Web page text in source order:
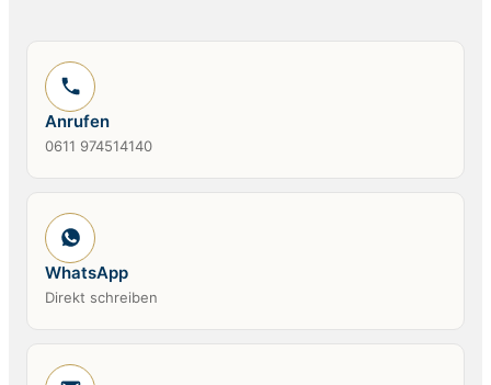
Anrufen
0611 974514140
WhatsApp
Direkt schreiben